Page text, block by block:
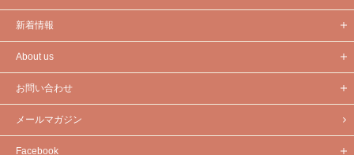
新着情報
About us
お問い合わせ
メールマガジン
Facebook